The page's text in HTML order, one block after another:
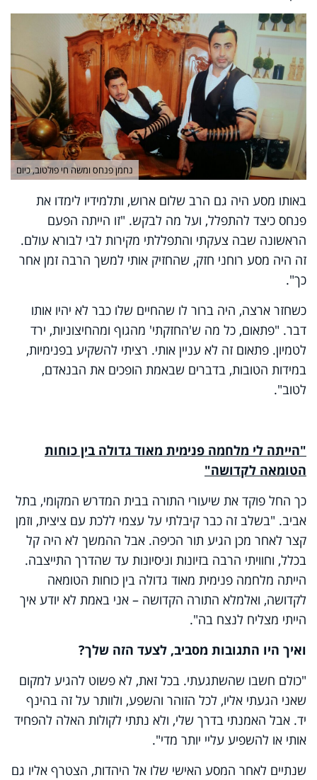
נחמן פנחס ומשה חי פולטוב, כיום
באותו מסע היה גם הרב שלום ארוש, ותלמידיו לימדו את
פנחס כיצד להתפלל, ועל מה לבקש. "זו הייתה הפעם
הראשונה שבה צעקתי והתפללתי מקירות לבי לבורא עולם.
זה היה מסע רוחני חזק, שהחזיק אותי למשך הרבה זמן אחר
כך".
כשחזר ארצה, היה ברור לו שהחיים שלו כבר לא יהיו אותו
דבר. "פתאום, כל מה ש'החזקתי' מהגוף ומהחיצוניות, ירד
לטמיון. פתאום זה לא עניין אותי. רציתי להשקיע בפנימיות,
במידות הטובות, בדברים שבאמת הופכים את הבנאדם,
לטוב".
"הייתה לי מלחמה פנימית מאוד גדולה בין כוחות
הטומאה לקדושה"
כך החל פוקד את שיעורי התורה בבית המדרש המקומי, בתל
אביב. "בשלב זה כבר קיבלתי על עצמי ללכת עם ציצית, וזמן
קצר לאחר מכן הגיע תור הכיפה. אבל ההמשך לא היה קל
בכלל, וחוויתי הרבה בזיונות וניסיונות עד שהדרך התייצבה.
הייתה מלחמה פנימית מאוד גדולה בין כוחות הטומאה
לקדושה, ואלמלא התורה הקדושה – אני באמת לא יודע איך
הייתי מצליח לנצח בה".
ואיך היו התגובות מסביב, לצעד הזה שלך?
"כולם חשבו שהשתגעתי. בכל זאת, לא פשוט להגיע למקום
שאני הגעתי אליו, לכל הזוהר והשפע, ולוותר על זה בהינף
יד. אבל האמנתי בדרך שלי, ולא נתתי לקולות האלה להפחיד
אותי או להשפיע עליי יותר מדי".
שנתיים לאחר המסע האישי שלו אל היהדות, הצטרף אליו גם